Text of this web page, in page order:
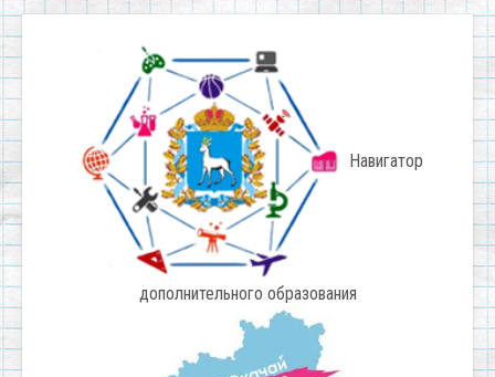
Навигатор
дополнительного образования